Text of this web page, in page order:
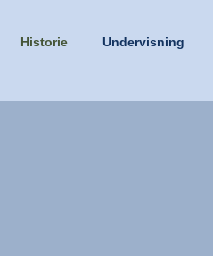
Historie Undervisning